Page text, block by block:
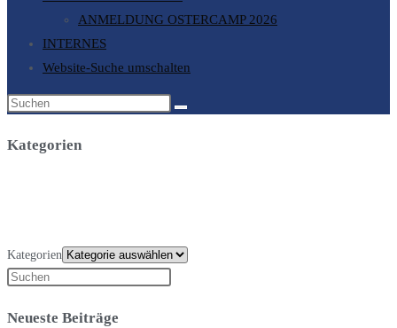
ANMELDUNG OSTERCAMP 2026
INTERNES
Website-Suche umschalten
Kategorien
Kategorien
Neueste Beiträge